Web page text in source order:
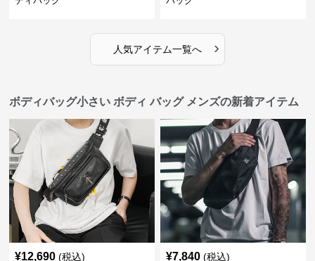
人気アイテム一覧へ ›
ボディバッグ小さい ボディ バッグ メンズの新着アイテム
¥12,690 (税込) ¥7,840 (税込)